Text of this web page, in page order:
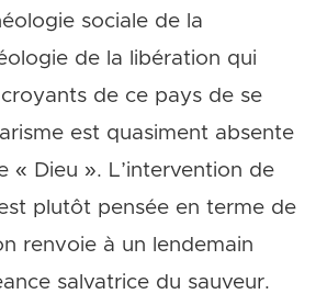
sociale de la
de la libération qui
de ce pays de se
est quasiment absente
« Dieu ». L’intervention de
plutôt pensée en terme de
renvoie à un lendemain
salvatrice du sauveur.